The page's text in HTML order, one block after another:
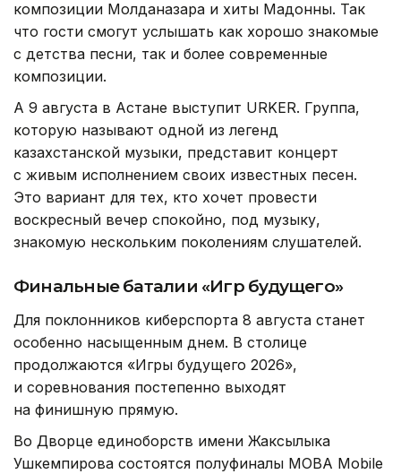
композиции Молданазара и хиты Мадонны. Так
что гости смогут услышать как хорошо знакомые
с детства песни, так и более современные
композиции.
А 9 августа в Астане выступит URKER. Группа,
которую называют одной из легенд
казахстанской музыки, представит концерт
с живым исполнением своих известных песен.
Это вариант для тех, кто хочет провести
воскресный вечер спокойно, под музыку,
знакомую нескольким поколениям слушателей.
Финальные баталии «Игр будущего»
Для поклонников киберспорта 8 августа станет
особенно насыщенным днем. В столице
продолжаются «Игры будущего 2026»,
и соревнования постепенно выходят
на финишную прямую.
Во Дворце единоборств имени Жаксылыка
Ушкемпирова состоятся полуфиналы MOBA Mobile